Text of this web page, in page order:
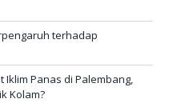
terhadap
Iklim Panas di Palembang,
Kolam?